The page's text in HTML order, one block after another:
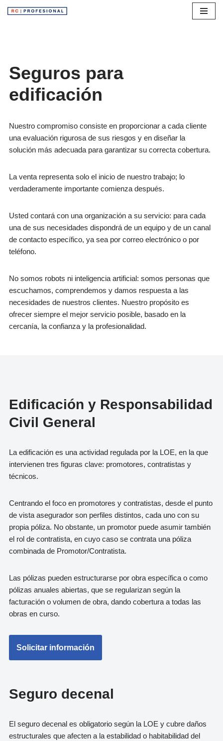
Seguros para
edificación
Nuestro compromiso consiste en proporcionar a cada cliente
una evaluación rigurosa de sus riesgos y en diseñar la
solución más adecuada para garantizar su correcta cobertura.
La venta representa solo el inicio de nuestro trabajo; lo
verdaderamente importante comienza después.
Usted contará con una organización a su servicio: para cada
una de sus necesidades dispondrá de un equipo y de un canal
de contacto específico, ya sea por correo electrónico o por
teléfono.
No somos robots ni inteligencia artificial: somos personas que
escuchamos, comprendemos y damos respuesta a las
necesidades de nuestros clientes. Nuestro propósito es
ofrecer siempre el mejor servicio posible, basado en la
cercanía, la confianza y la profesionalidad.
Edificación y Responsabilidad
Civil General
La edificación es una actividad regulada por la LOE, en la que
intervienen tres figuras clave: promotores, contratistas y
técnicos.
Centrando el foco en promotores y contratistas, desde el punto
de vista asegurador son perfiles distintos, cada uno con su
propia póliza. No obstante, un promotor puede asumir también
el rol de contratista, en cuyo caso se contrata una póliza
combinada de Promotor/Contratista.
Las pólizas pueden estructurarse por obra específica o como
pólizas anuales abiertas, que se regularizan según la
facturación o volumen de obra, dando cobertura a todas las
obras en curso.
Solicitar información
Seguro decenal
El seguro decenal es obligatorio según la LOE y cubre daños
estructurales que afecten a la estabilidad o habitabilidad del